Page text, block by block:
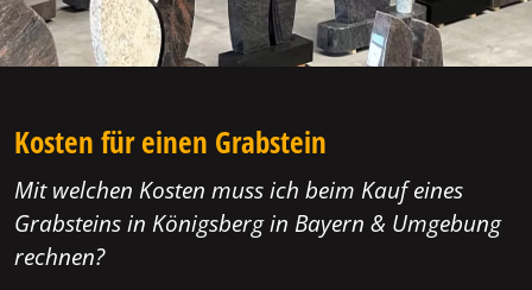
Kosten für einen Grabstein
Mit welchen Kosten muss ich beim Kauf eines
Grabsteins in Königsberg in Bayern & Umgebung
rechnen?